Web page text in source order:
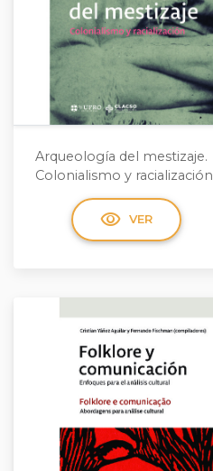
Arqueología del mestizaje.
Colonialismo y racialización
visibility VER